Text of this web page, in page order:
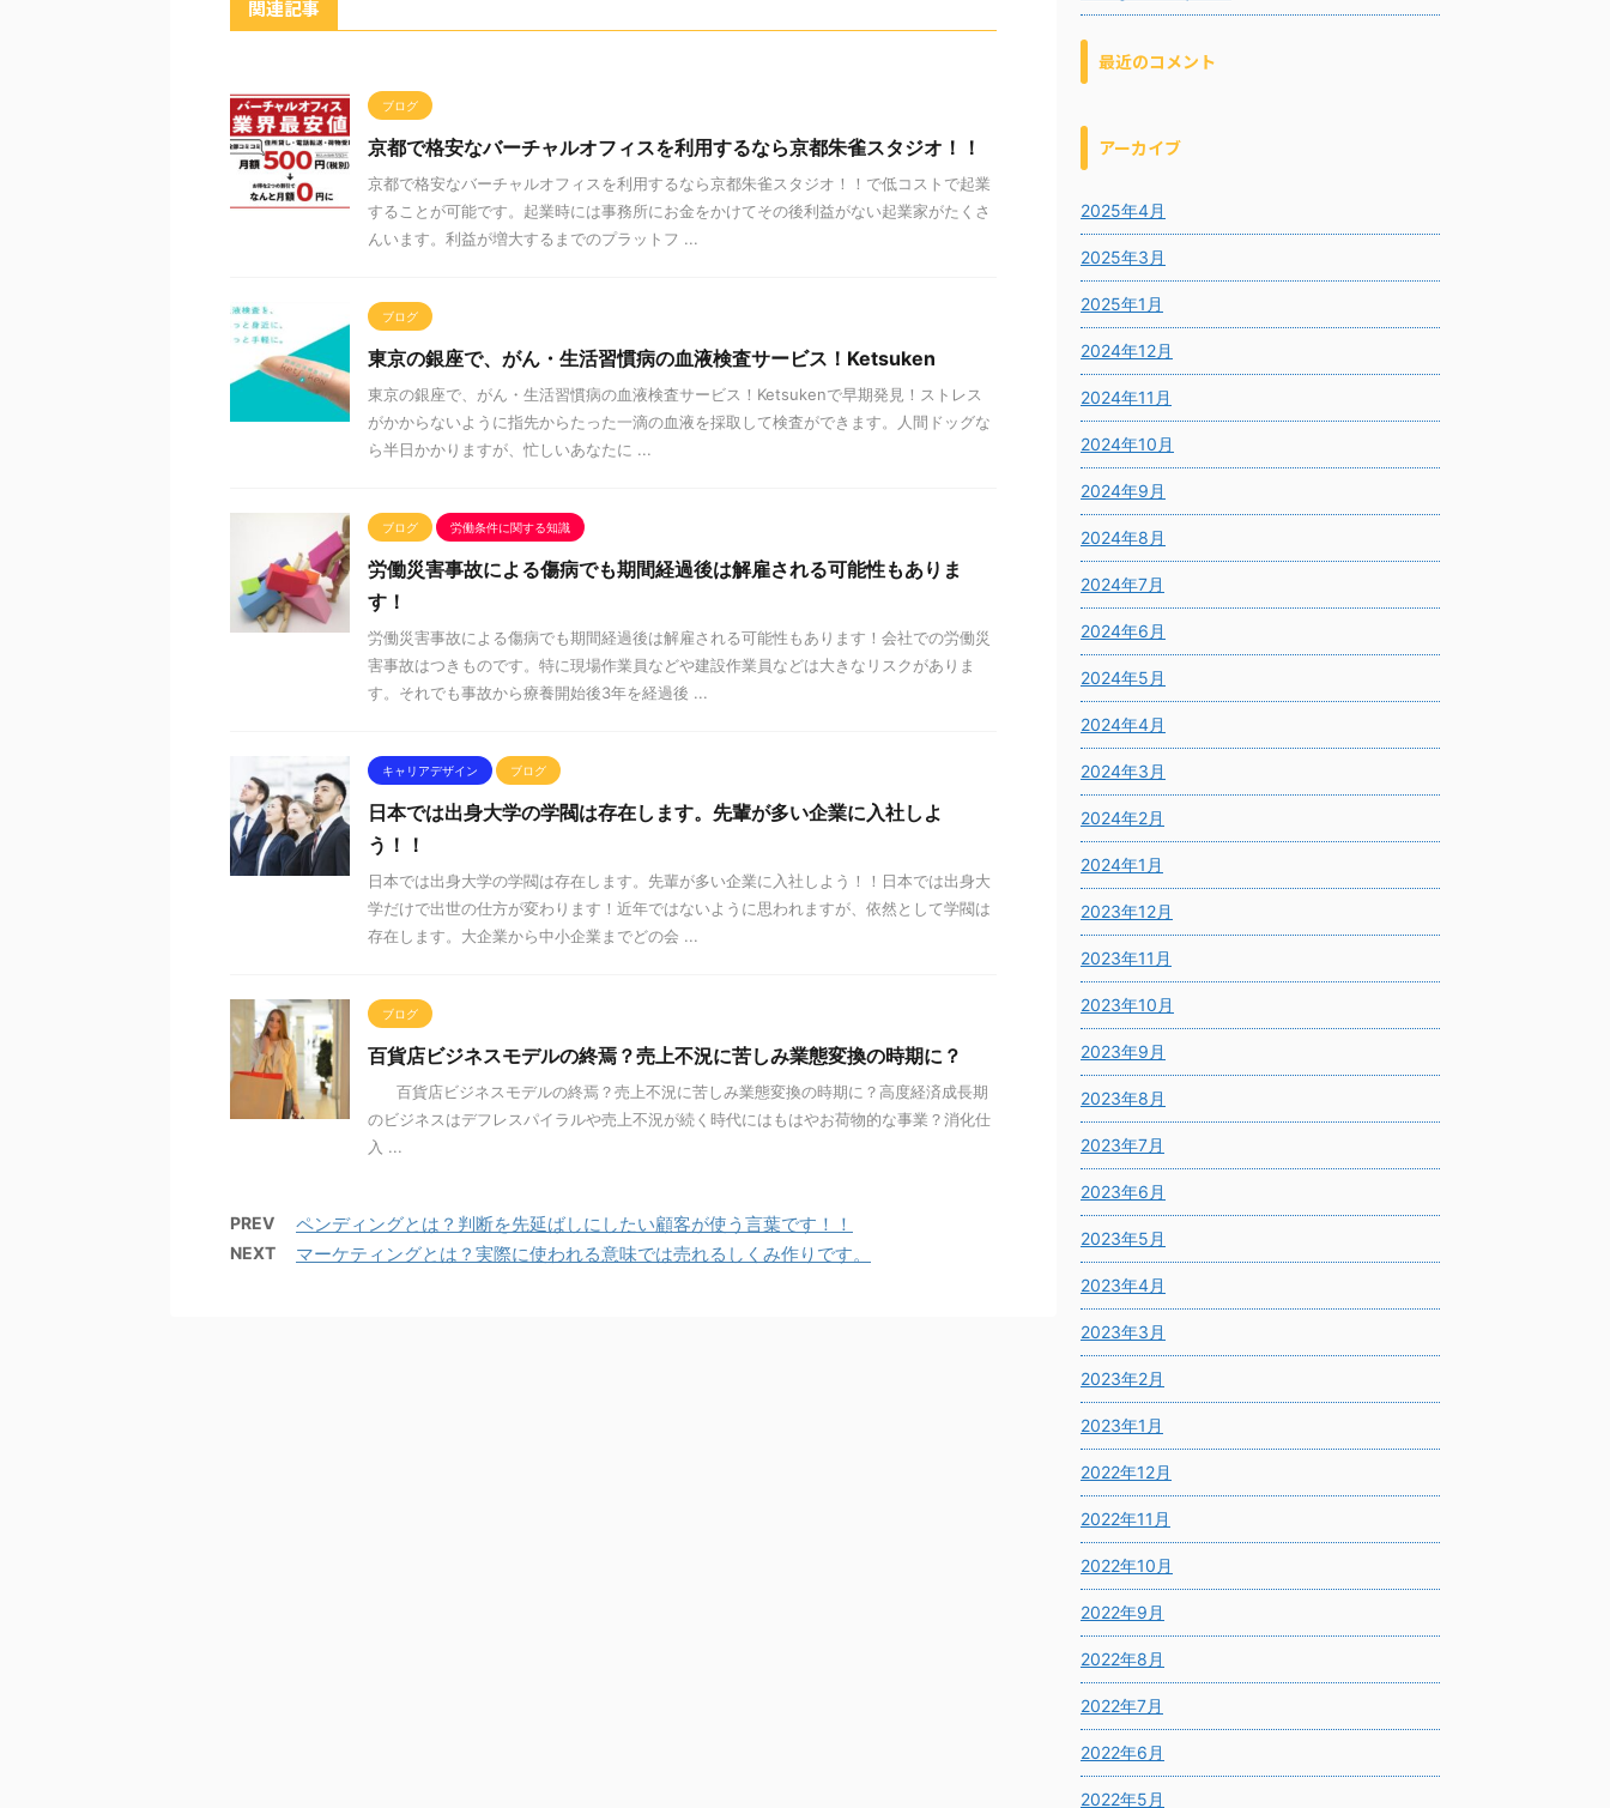
関連記事
ブログ
京都で格安なバーチャルオフィスを利用するなら京都朱雀スタジオ！！
京都で格安なバーチャルオフィスを利用するなら京都朱雀スタジオ！！で低コストで起業
することが可能です。起業時には事務所にお金をかけてその後利益がない起業家がたくさ
んいます。利益が増大するまでのプラットフ ...
ブログ
東京の銀座で、がん・生活習慣病の血液検査サービス！Ketsuken
東京の銀座で、がん・生活習慣病の血液検査サービス！Ketsukenで早期発見！ストレス
がかからないように指先からたった一滴の血液を採取して検査ができます。人間ドッグな
ら半日かかりますが、忙しいあなたに ...
ブログ 労働条件に関する知識
労働災害事故による傷病でも期間経過後は解雇される可能性もありま
す！
労働災害事故による傷病でも期間経過後は解雇される可能性もあります！会社での労働災
害事故はつきものです。特に現場作業員などや建設作業員などは大きなリスクがありま
す。それでも事故から療養開始後3年を経過後 ...
キャリアデザイン ブログ
日本では出身大学の学閥は存在します。先輩が多い企業に入社しよ
う！！
日本では出身大学の学閥は存在します。先輩が多い企業に入社しよう！！日本では出身大
学だけで出世の仕方が変わります！近年ではないように思われますが、依然として学閥は
存在します。大企業から中小企業までどの会 ...
ブログ
百貨店ビジネスモデルの終焉？売上不況に苦しみ業態変換の時期に？
百貨店ビジネスモデルの終焉？売上不況に苦しみ業態変換の時期に？高度経済成長期
のビジネスはデフレスパイラルや売上不況が続く時代にはもはやお荷物的な事業？消化仕
入 ...
PREV ペンディングとは？判断を先延ばしにしたい顧客が使う言葉です！！
NEXT マーケティングとは？実際に使われる意味では売れるしくみ作りです。
最近のコメント
アーカイブ
2025年4月
2025年3月
2025年1月
2024年12月
2024年11月
2024年10月
2024年9月
2024年8月
2024年7月
2024年6月
2024年5月
2024年4月
2024年3月
2024年2月
2024年1月
2023年12月
2023年11月
2023年10月
2023年9月
2023年8月
2023年7月
2023年6月
2023年5月
2023年4月
2023年3月
2023年2月
2023年1月
2022年12月
2022年11月
2022年10月
2022年9月
2022年8月
2022年7月
2022年6月
2022年5月